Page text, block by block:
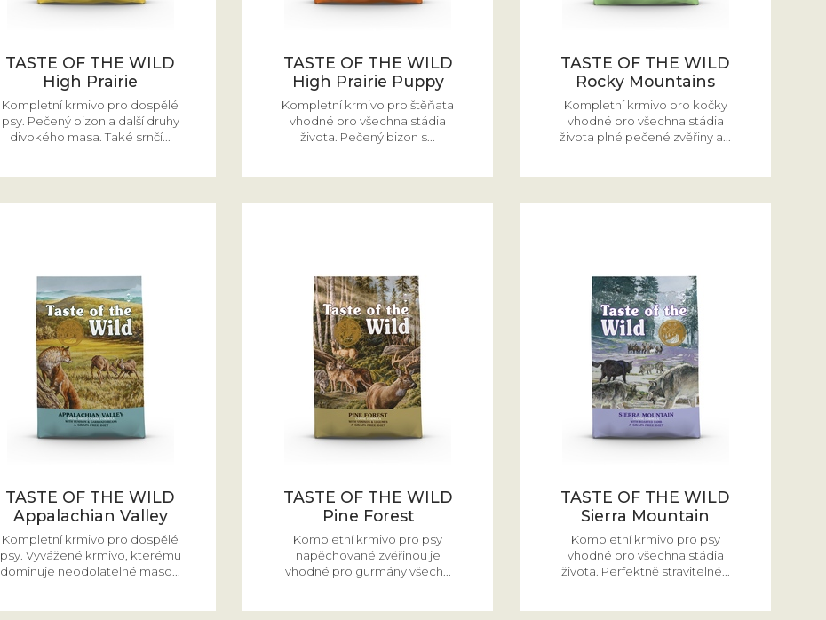
TASTE OF THE WILD
High Prairie
Kompletní krmivo pro dospělé
psy. Pečený bizon a další druhy
divokého masa. Také srnčí...
TASTE OF THE WILD
High Prairie Puppy
Kompletní krmivo pro štěňata
vhodné pro všechna stádia
života. Pečený bizon s...
TASTE OF THE WILD
Rocky Mountains
Kompletní krmivo pro kočky
vhodné pro všechna stádia
života plné pečené zvěřiny a...
TASTE OF THE WILD
Appalachian Valley
Kompletní krmivo pro dospělé
psy. Vyvážené krmivo, kterému
dominuje neodolatelné maso...
TASTE OF THE WILD
Pine Forest
Kompletní krmivo pro psy
napěchované zvěřinou je
vhodné pro gurmány všech...
TASTE OF THE WILD
Sierra Mountain
Kompletní krmivo pro psy
vhodné pro všechna stádia
života. Perfektně stravitelné...